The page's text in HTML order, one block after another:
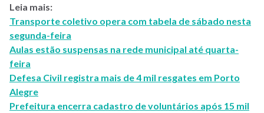
Leia mais:
Transporte coletivo opera com tabela de sábado nesta
segunda-feira
Aulas estão suspensas na rede municipal até quarta-
feira
Defesa Civil registra mais de 4 mil resgates em Porto
Alegre
Prefeitura encerra cadastro de voluntários após 15 mil